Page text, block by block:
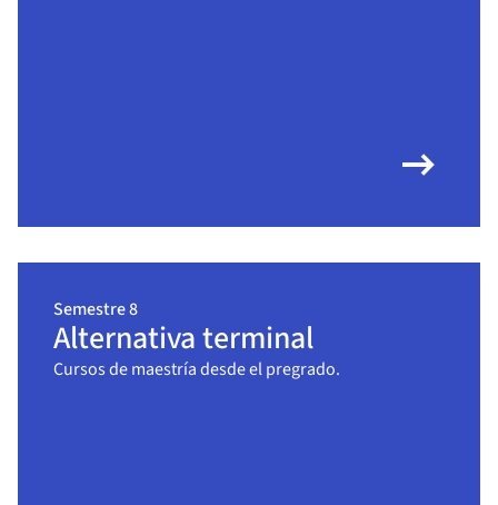
arrow_right_alt
Semestre 8
Alternativa terminal
Cursos de maestría desde el pregrado.